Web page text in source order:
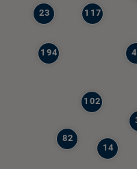
194
117
82
102
23
14